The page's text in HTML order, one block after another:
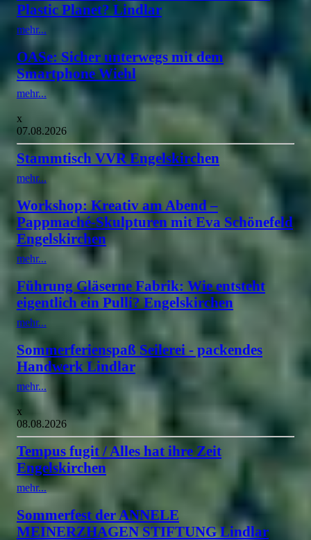
Plastic Planet? Lindlar
mehr...
OASe: Sicher unterwegs mit dem
Smartphone Wiehl
mehr...
x
07.08.2026
Stammtisch VVR Engelskirchen
mehr...
Workshop: Kreativ am Abend –
Pappmaché-Skulpturen mit Eva Schönefeld
Engelskirchen
mehr...
Führung Gläserne Fabrik: Wie entsteht
eigentlich ein Pulli? Engelskirchen
mehr...
Sommerferienspaß Seilerei - packendes
Handwerk Lindlar
mehr...
x
08.08.2026
Tempus fugit / Alles hat ihre Zeit
Engelskirchen
mehr...
Sommerfest der ANNELE
MEINERZHAGEN STIFTUNG Lindlar